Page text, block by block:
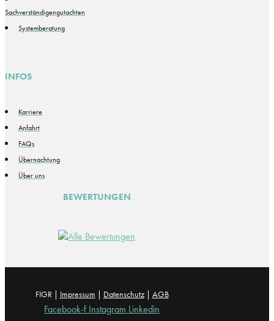
Sachverständigengutachten
Systemberatung
INFOS
Karriere
Anfahrt
FAQs
Übernachtung
Über uns
BEWERTUNGEN
FIGR | Impressum Datenschutz| AGB
Facebook-f Instagram Linkedin